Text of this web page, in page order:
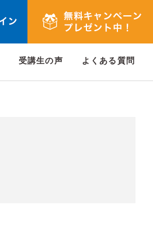
受講生の声 よくある質問